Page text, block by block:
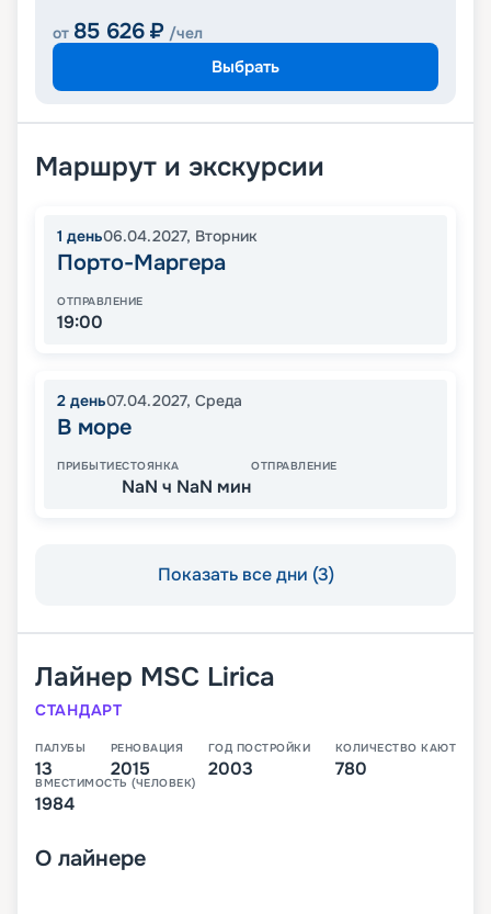
от 85 626 ₽ /чел
Выбрать
Маршрут и экскурсии
1 день06.04.2027, Вторник
Порто-Маргера
ОТПРАВЛЕНИЕ
19:00
2 день07.04.2027, Среда
В море
ПРИБЫТИЕСТОЯНКА
NaN ч NaN мин
ОТПРАВЛЕНИЕ
Показать все дни (3)
Лайнер MSC Lirica
СТАНДАРТ
ПАЛУБЫ
13
РЕНОВАЦИЯ
2015
ГОД ПОСТРОЙКИ
2003
КОЛИЧЕСТВО КАЮТ
780
ВМЕСТИМОСТЬ (ЧЕЛОВЕК)
1984
О лайнере